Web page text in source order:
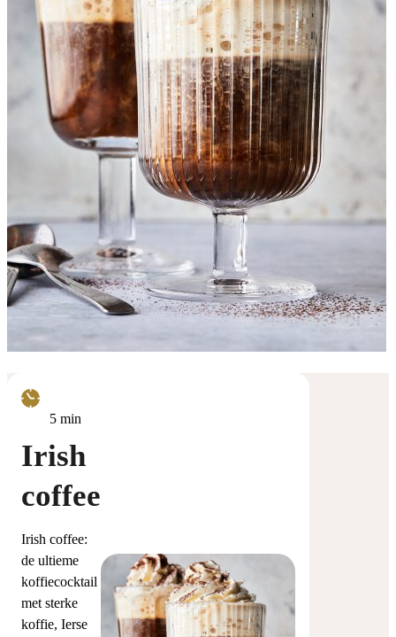
5minuten
min
Irish
coffee
Irish coffee:
de ultieme
koffiecocktail
met sterke
koffie, Ierse